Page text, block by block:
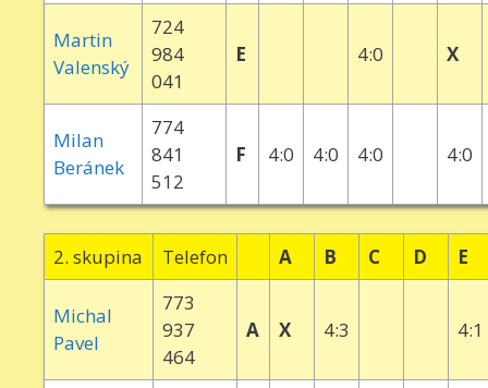
Martin
Valenský
724
984
041
E 4:0 X
Milan
Beránek
774
841
512
F 4:0 4:0 4:0 4:0
2. skupina Telefon A B C D E
Michal
Pavel
773
937
464
A X 4:3 4:1